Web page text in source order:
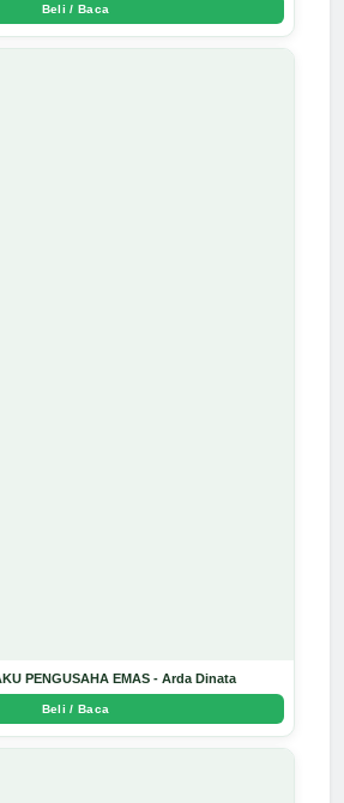
Beli / Baca
PENGUSAHA EMAS - Arda Dinata
Beli / Baca